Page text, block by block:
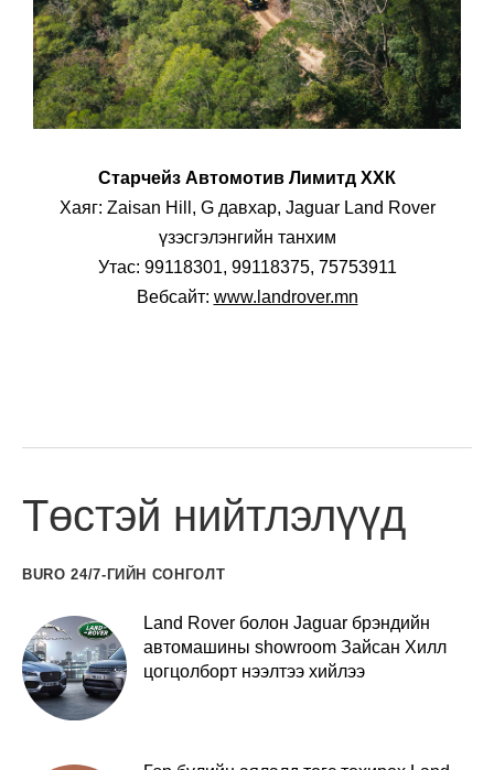
Старчейз Автомотив Лимитд ХХК
Хаяг: Zaisan Hill, G давхар, Jaguar Land Rover
үзэсгэлэнгийн танхим
Утас: 99118301, 99118375, 75753911
Вебсайт: www.landrover.mn
Төстэй нийтлэлүүд
BURO 24/7-ГИЙН СОНГОЛТ
Land Rover болон Jaguar брэндийн
автомашины showroom Зайсан Хилл
цогцолборт нээлтээ хийлээ